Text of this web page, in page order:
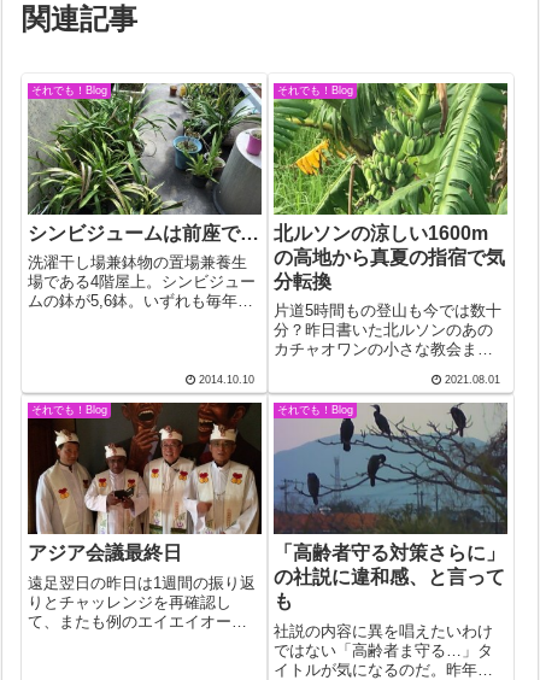
関連記事
それでも！Blog
シンビジュームは前座で…
洗濯干し場兼鉢物の置場兼養生
場である4階屋上。シンビジュー
ムの鉢が5,6鉢。いずれも毎年暮
わってしまったら、水をやった
のがいつだったかも忘れるほど
の冷遇にさ...
2014.10.10
それでも！Blog
北ルソンの涼しい1600m
の高地から真夏の指宿で気
分転換
片道5時間もの登山も今では数十
分？昨日書いた北ルソンのあの
カチャオワンの小さな教会まで
情報だと立派な舗装道路が出来
ているという。当時を思えば夢
みたいな話だ。今日は日曜日。
ミサがあるのかも。あの信徒会
長さんどうして...
2021.08.01
それでも！Blog
アジア会議最終日
遠足翌日の昨日は1週間の振り返
りとチャッレンジを再確認し
て、またも例のエイエイオー。
それでも！Blog
「高齢者守る対策さらに」
の社説に違和感、と言って
も
社説の内容に異を唱えたいわけ
ではない「高齢者ま守る…」タ
イトルが気になるのだ。昨年度